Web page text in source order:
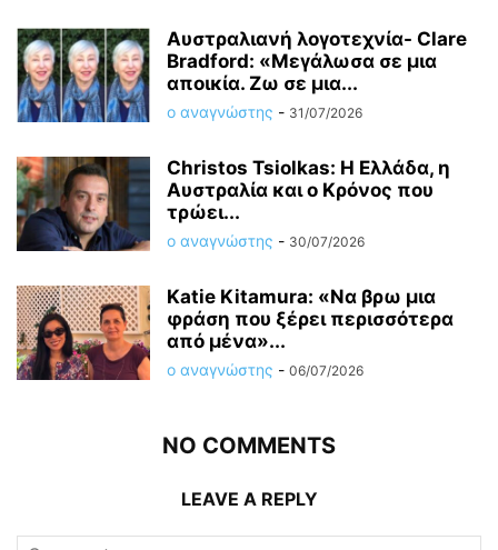
Αυστραλιανή λογοτεχνία- Clare
Bradford: «Μεγάλωσα σε μια
αποικία. Ζω σε μια...
ο αναγνώστης - 31/07/2026
Christos Tsiolkas: Η Ελλάδα, η
Αυστραλία και ο Κρόνος που
τρώει...
ο αναγνώστης - 30/07/2026
Katie Kitamura: «Να βρω μια
φράση που ξέρει περισσότερα
από μένα»...
ο αναγνώστης - 06/07/2026
NO COMMENTS
LEAVE A REPLY